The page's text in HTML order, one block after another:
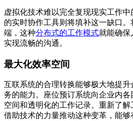
虚拟化技术难以完全复现现实工作
的实时协作工具则将填补这一缺口
端，这种分布式的工作模式就能确保
实现流畅的沟通。
最大化效率空间
互联系统的合理转换能够极大地提
务的能力。座位预订系统向企业内
空间和透明化的工作记录。重新了
借助技术的力量推动这种变革，能